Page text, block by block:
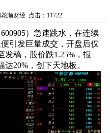
顺财经 点击：11722
）急速跳水，在连续
引发巨量成交，开盘后仅
发稿，股价跌1.25%，报
20%，创下天地板。